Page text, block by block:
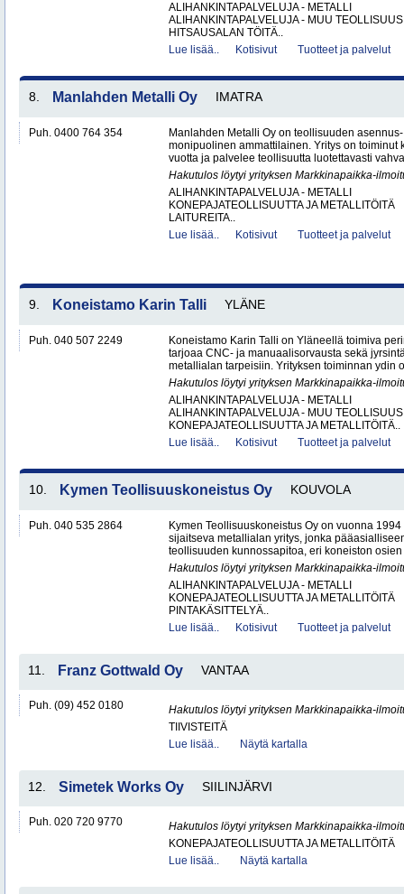
ALIHANKINTAPALVELUJA - METALLI
ALIHANKINTAPALVELUJA - MUU TEOLLISUUS
HITSAUSALAN TÖITÄ..
Lue lisää..
Kotisivut Tuotteet ja palvelut
8. Manlahden Metalli Oy IMATRA
Puh. 0400 764 354
Manlahden Metalli Oy on teollisuuden
monipuolinen ammattilainen. Yritys on toiminut
vuotta ja palvelee teollisuutta luotettavasti
Hakutulos löytyi yrityksen Markkinapaikka-
ALIHANKINTAPALVELUJA - METALLI
KONEPAJATEOLLISUUTTA JA METALLITÖITÄ
LAITUREITA..
Lue lisää..
Kotisivut Tuotteet ja palvelut
9. Koneistamo Karin Talli YLÄNE
Puh. 040 507 2249
Koneistamo Karin Talli on Yläneellä toimiva
tarjoaa CNC- ja manuaalisorvausta sekä
metallialan tarpeisiin. Yrityksen toiminnan ydin
Hakutulos löytyi yrityksen Markkinapaikka-
ALIHANKINTAPALVELUJA - METALLI
ALIHANKINTAPALVELUJA - MUU TEOLLISUUS
KONEPAJATEOLLISUUTTA JA METALLITÖITÄ..
Lue lisää..
Kotisivut Tuotteet ja palvelut
10. Kymen Teollisuuskoneistus Oy KOUVOLA
Puh. 040 535 2864
Kymen Teollisuuskoneistus Oy on vuonna
sijaitseva metallialan yritys, jonka
teollisuuden kunnossapitoa, eri koneiston
Hakutulos löytyi yrityksen Markkinapaikka-
ALIHANKINTAPALVELUJA - METALLI
KONEPAJATEOLLISUUTTA JA METALLITÖITÄ
PINTAKÄSITTELYÄ..
Lue lisää..
Kotisivut Tuotteet ja palvelut
11. Franz Gottwald Oy VANTAA
Puh. (09) 452 0180
Hakutulos löytyi yrityksen Markkinapaikka-
TIIVISTEITÄ
Lue lisää..
Näytä kartalla
12. Simetek Works Oy SIILINJÄRVI
Puh. 020 720 9770
Hakutulos löytyi yrityksen Markkinapaikka-
KONEPAJATEOLLISUUTTA JA METALLITÖITÄ
Lue lisää..
Näytä kartalla